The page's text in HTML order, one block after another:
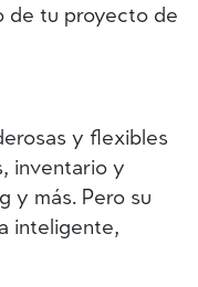
de tu proyecto de
y flexibles
inventario y
y más. Pero su
inteligente,